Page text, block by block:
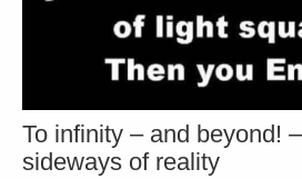
To infinity – and beyond!
sideways of reality